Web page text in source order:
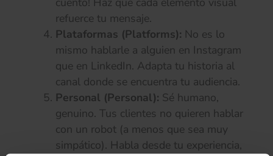
refuerce tu mensaje.
Plataformas (Platforms): No es lo
mismo hablarle a alguien en Instagram
que en LinkedIn. Adapta tu historia al
canal donde se encuentra tu audiencia.
Personal (Personal): Sé humano,
genuino. Tus clientes no quieren hablar
con un robot (a menos que sea muy
simpático). Habla desde tu experiencia,